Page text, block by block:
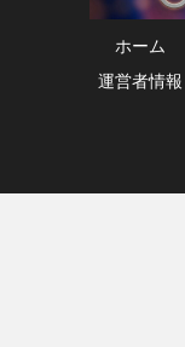
ホーム
運営者情報